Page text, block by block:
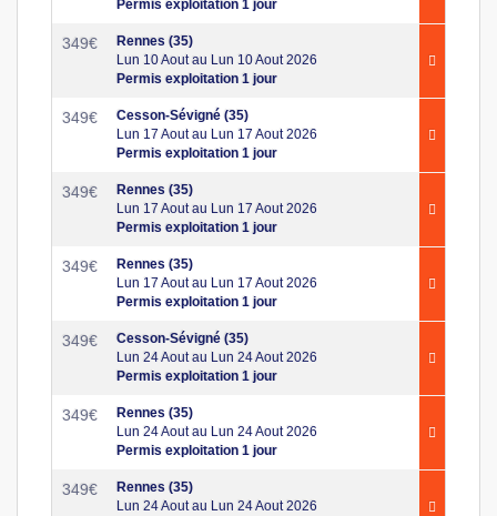
Permis exploitation 1 jour
349€
Rennes (35)
Lun 10 Aout au Lun 10 Aout 2026
Permis exploitation 1 jour
349€
Cesson-Sévigné (35)
Lun 17 Aout au Lun 17 Aout 2026
Permis exploitation 1 jour
349€
Rennes (35)
Lun 17 Aout au Lun 17 Aout 2026
Permis exploitation 1 jour
349€
Rennes (35)
Lun 17 Aout au Lun 17 Aout 2026
Permis exploitation 1 jour
349€
Cesson-Sévigné (35)
Lun 24 Aout au Lun 24 Aout 2026
Permis exploitation 1 jour
349€
Rennes (35)
Lun 24 Aout au Lun 24 Aout 2026
Permis exploitation 1 jour
349€
Rennes (35)
Lun 24 Aout au Lun 24 Aout 2026